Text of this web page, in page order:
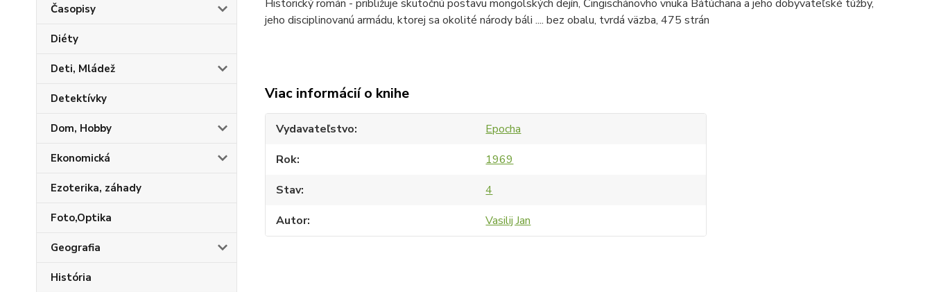
Časopisy
Diéty
Deti, Mládež
Detektívky
Dom, Hobby
Ekonomická
Ezoterika, záhady
Foto,Optika
Geografia
História
Historický román - približuje skutočnú postavu mongolských dejín, Čingischánovho vnuka Bátúchana a jeho dobyvateľské túžby,
jeho disciplinovanú armádu, ktorej sa okolité národy báli .... bez obalu, tvrdá väzba, 475 strán
Viac informácií o knihe
Vydavateľstvo
Epocha
Rok
1969
Stav
4
Autor
Vasilij Jan